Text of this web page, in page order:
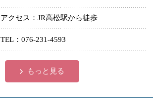
アクセス JR高松駅から徒歩
TEL 076-231-4593
もっと見る